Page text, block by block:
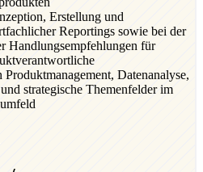
Erstellung und
Reportings sowie bei der
Handlungsempfehlungen für
Datenanalyse,
strategische Themenfelder im